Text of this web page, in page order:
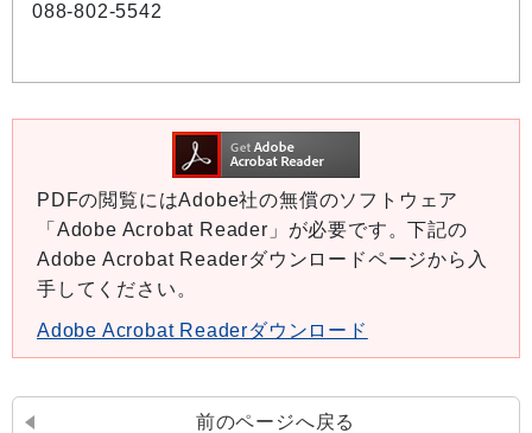
088-802-5542
PDFの閲覧にはAdobe社の無償のソフトウェア
「Adobe Acrobat Reader」が必要です。下記の
Adobe Acrobat Readerダウンロードページから入
手してください。
Adobe Acrobat Readerダウンロード
前のページへ戻る